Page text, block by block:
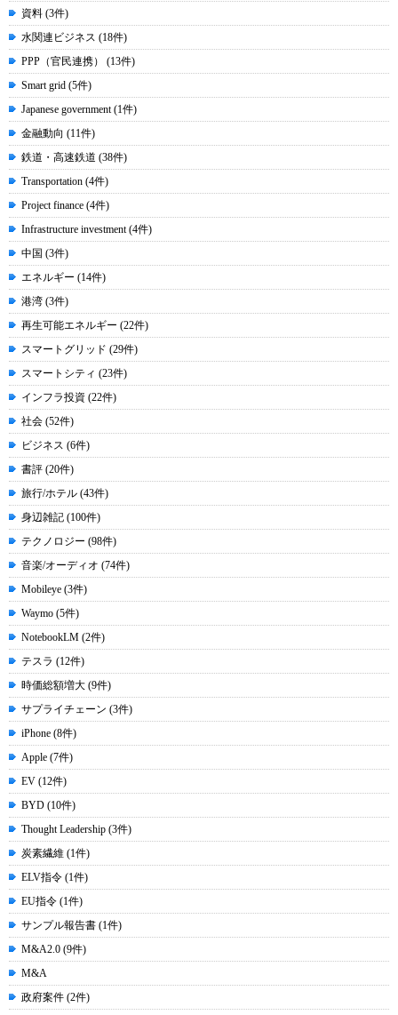
資料 (3件)
水関連ビジネス (18件)
PPP（官民連携） (13件)
Smart grid (5件)
Japanese government (1件)
金融動向 (11件)
鉄道・高速鉄道 (38件)
Transportation (4件)
Project finance (4件)
Infrastructure investment (4件)
中国 (3件)
エネルギー (14件)
港湾 (3件)
再生可能エネルギー (22件)
スマートグリッド (29件)
スマートシティ (23件)
インフラ投資 (22件)
社会 (52件)
ビジネス (6件)
書評 (20件)
旅行/ホテル (43件)
身辺雑記 (100件)
テクノロジー (98件)
音楽/オーディオ (74件)
Mobileye (3件)
Waymo (5件)
NotebookLM (2件)
テスラ (12件)
時価総額増大 (9件)
サプライチェーン (3件)
iPhone (8件)
Apple (7件)
EV (12件)
BYD (10件)
Thought Leadership (3件)
炭素繊維 (1件)
ELV指令 (1件)
EU指令 (1件)
サンプル報告書 (1件)
M&A2.0 (9件)
M&A
政府案件 (2件)